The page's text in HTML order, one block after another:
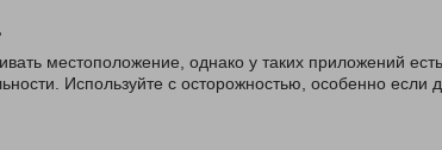
местоположение, однако у таких приложений
Используйте с осторожностью, особенно если